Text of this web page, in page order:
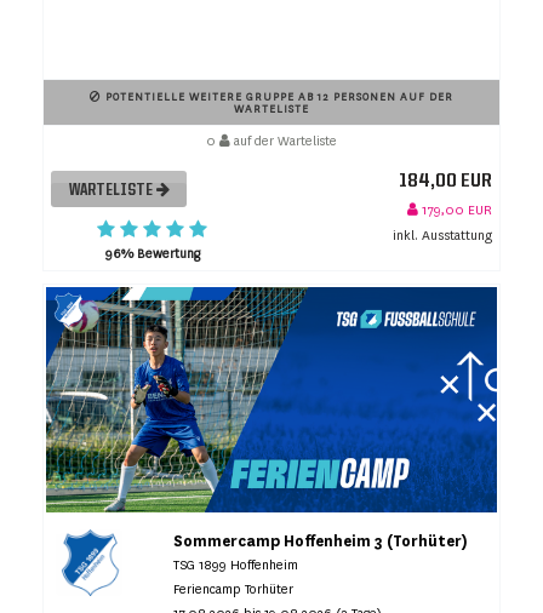
POTENTIELLE WEITERE GRUPPE AB 12 PERSONEN AUF DER
WARTELISTE
0 auf der Warteliste
WARTELISTE
96% Bewertung
184,00 EUR
179,00 EUR
inkl. Ausstattung
Sommercamp Hoffenheim 3 (Torhüter)
TSG 1899 Hoffenheim
Feriencamp Torhüter